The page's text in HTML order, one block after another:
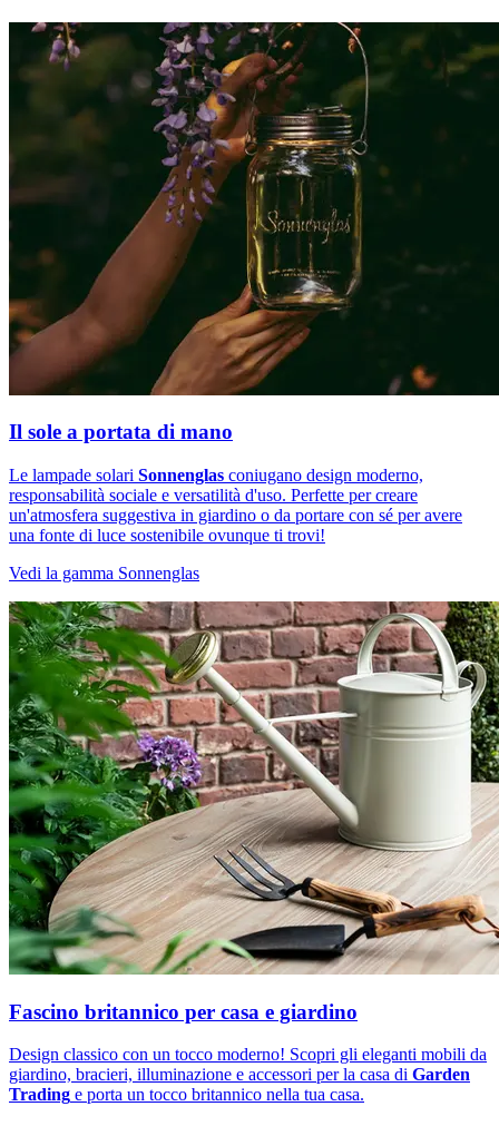
Il sole a portata di mano
Le lampade solari Sonnenglas coniugano design moderno,
responsabilità sociale e versatilità d'uso. Perfette per creare
un'atmosfera suggestiva in giardino o da portare con sé per avere
una fonte di luce sostenibile ovunque ti trovi!
Vedi la gamma Sonnenglas
Fascino britannico per casa e giardino
Design classico con un tocco moderno! Scopri gli eleganti mobili da
giardino, bracieri, illuminazione e accessori per la casa di Garden
Trading e porta un tocco britannico nella tua casa.